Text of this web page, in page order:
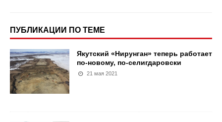
ПУБЛИКАЦИИ ПО ТЕМЕ
Якутский «Нирунган» теперь работает
по-новому, по-селигдаровски
21 мая 2021